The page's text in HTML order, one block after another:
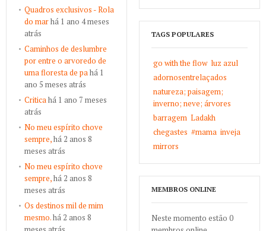
Quadros exclusivos - Rola
do marhá 1 ano 4 meses
atrás
Caminhos de deslumbre
por entre o arvoredo de
uma floresta de pahá 1
ano 5 meses atrás
Criticahá 1 ano 7 meses
atrás
No meu espírito chove
sempre,há 2 anos 8
meses atrás
No meu espírito chove
sempre,há 2 anos 8
meses atrás
Os destinos mil de mim
mesmo.há 2 anos 8
TAGS POPULARES
go with the flow luz azul
adornosentrelaçados
natureza; paisagem;
inverno; neve; árvores
barragem Ladakh
chegastes #mama inveja
mirrors
MEMBROS ONLINE
Neste momento estão 0